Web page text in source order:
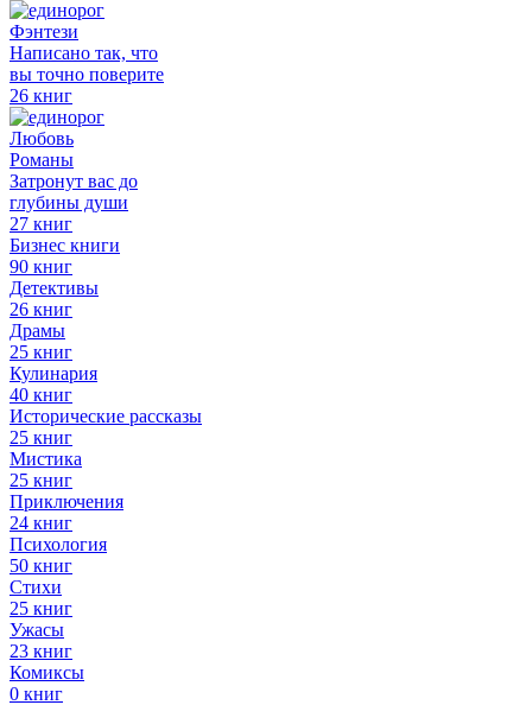
Фэнтези
Написано так, что
вы точно поверите
26 книг
Любовь
Романы
Затронут вас до
глубины души
27 книг
Бизнес книги
90 книг
Детективы
26 книг
Драмы
25 книг
Кулинария
40 книг
Исторические рассказы
25 книг
Мистика
25 книг
Приключения
24 книг
Психология
50 книг
Стихи
25 книг
Ужасы
23 книг
Комиксы
0 книг